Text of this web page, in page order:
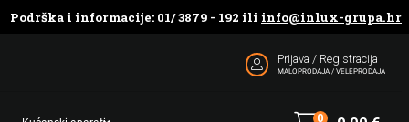
Podrška i informacije: 01/ 3879 - 192 ili info@inlux-grupa.hr
Prijava / Registracija
MALOPRODAJA / VELEPRODAJA
0